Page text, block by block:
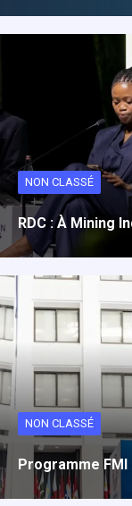
NON CLASSÉ
RDC : À Mining
NON CLASSÉ
Programme